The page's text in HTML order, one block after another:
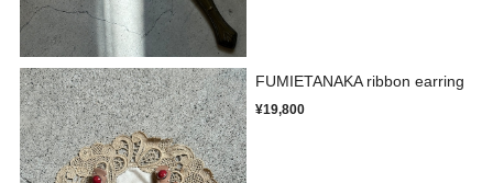
FUMIETANAKA ribbon earring
¥19,800